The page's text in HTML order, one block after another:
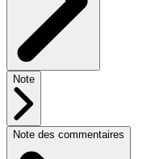
Note
Note des commentaires